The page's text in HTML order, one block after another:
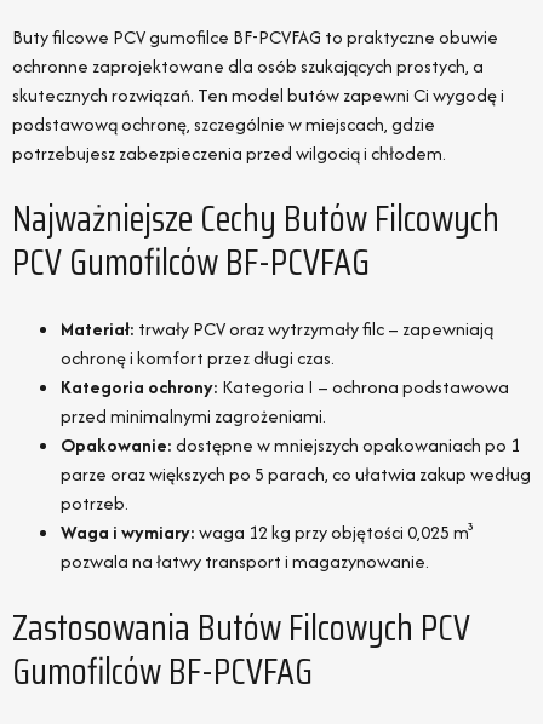
Buty filcowe PCV gumofilce BF-PCVFAG to praktyczne obuwie
ochronne zaprojektowane dla osób szukających prostych, a
skutecznych rozwiązań. Ten model butów zapewni Ci wygodę i
podstawową ochronę, szczególnie w miejscach, gdzie
potrzebujesz zabezpieczenia przed wilgocią i chłodem.
Najważniejsze Cechy Butów Filcowych
PCV Gumofilców BF-PCVFAG
Materiał: trwały PCV oraz wytrzymały filc – zapewniają
ochronę i komfort przez długi czas.
Kategoria ochrony: Kategoria I – ochrona podstawowa
przed minimalnymi zagrożeniami.
Opakowanie:dostępne w mniejszych opakowaniach po 1
parze oraz większych po 5 parach, co ułatwia zakup według
potrzeb.
Waga i wymiary:waga 12 kg przy objętości 0,025 m³
pozwala na łatwy transport i magazynowanie.
Zastosowania Butów Filcowych PCV
Gumofilców BF-PCVFAG